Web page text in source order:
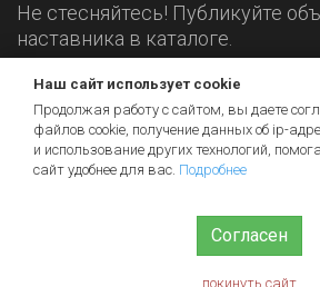
Не стесняйтесь! Публикуйте
наставника в каталоге.
Мы на связи!
Пользовательское
Наш сайт использует cookie
Продолжая работу с сайтом, вы даете
файлов cookie, получение данных об ip-
и использование других технологий,
сайт удобнее для вас. Подробнее
Согласен
покинуть сайт